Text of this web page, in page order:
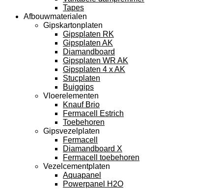
Tapes
Afbouwmaterialen
Gipskartonplaten
Gipsplaten RK
Gipsplaten AK
Diamandboard
Gipsplaten WR AK
Gipsplaten 4 x AK
Stucplaten
Buiggips
Vloerelementen
Knauf Brio
Fermacell Estrich
Toebehoren
Gipsvezelplaten
Fermacell
Diamandboard X
Fermacell toebehoren
Vezelcementplaten
Aquapanel
Powerpanel H2O